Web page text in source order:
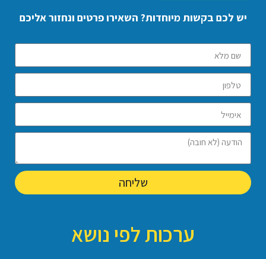
יש לכם בקשות מיוחדות? השאירו פרטים ונחזור אליכם
שליחה
ערכות לפי נושא